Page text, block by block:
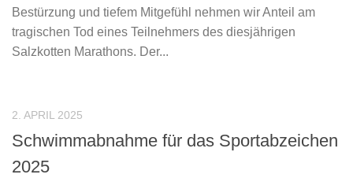
Bestürzung und tiefem Mitgefühl nehmen wir Anteil am
tragischen Tod eines Teilnehmers des diesjährigen
Salzkotten Marathons. Der...
2. APRIL 2025
Schwimmabnahme für das Sportabzeichen
2025